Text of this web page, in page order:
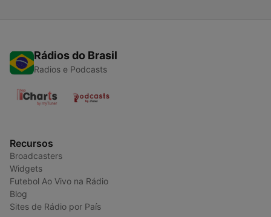
Rádios do Brasil
Radios e Podcasts
Recursos
Broadcasters
Widgets
Futebol Ao Vivo na Rádio
Blog
Sites de Rádio por País